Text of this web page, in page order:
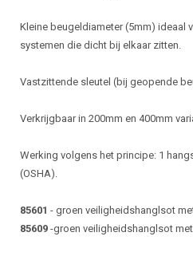
Kleine beugeldiameter (5mm) ideaal
systemen die dicht bij elkaar zitten.
Vastzittende sleutel (bij geopende
Verkrijgbaar in 200mm en 400mm
Werking volgens het principe: 1
(OSHA).
85601 - groen veiligheidshanglsot
85609 -groen veiligheidshanglsot